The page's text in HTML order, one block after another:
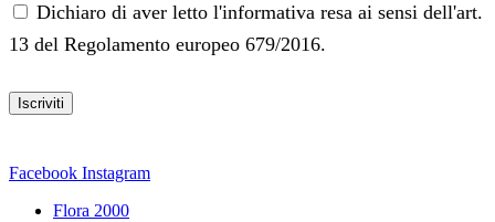
Dichiaro di aver letto l'informativa resa ai sensi dell'art.
13 del Regolamento europeo 679/2016.
Facebook Instagram
Flora 2000